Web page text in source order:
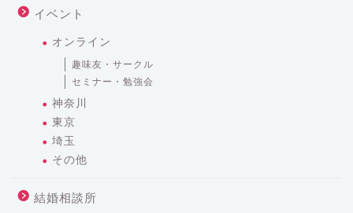
イベント
オンライン
趣味友・サークル
セミナー・勉強会
神奈川
東京
埼玉
その他
結婚相談所